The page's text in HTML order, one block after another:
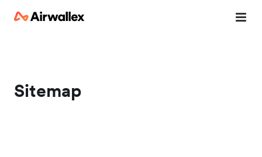
Sitemap